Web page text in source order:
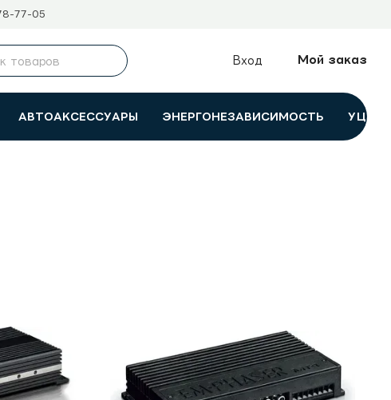
77-05
Вход Мой заказ
АВТОАКСЕССУАРЫ ЭНЕРГОНЕЗАВИСИМОСТЬ